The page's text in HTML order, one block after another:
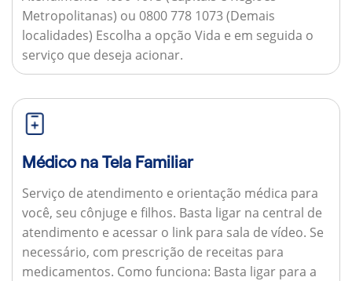
Metropolitanas) ou 0800 778 1073 (Demais
localidades) Escolha a opção Vida e em seguida o
serviço que deseja acionar.
Médico na Tela Familiar
Serviço de atendimento e orientação médica para
você, seu cônjuge e filhos. Basta ligar na central de
atendimento e acessar o link para sala de vídeo. Se
necessário, com prescrição de receitas para
medicamentos. Como funciona: Basta ligar para a